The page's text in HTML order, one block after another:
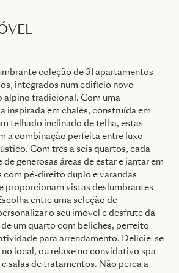
coleção de 31 apartamentos
integrados num edifício novo
alpino tradicional. Com uma
inspirada em chalés, construída em
telhado inclinado de telha, estas
a combinação perfeita entre luxo
Com três a seis quartos, cada
generosas áreas de estar e jantar em
com pé-direito duplo e varandas
proporcionam vistas deslumbrantes
entre uma seleção de
o seu imóvel e desfrute da
um quarto com beliches, perfeito
para arrendamento. Delicie-se
no local, ou relaxe no convidativo spa
salas de tratamentos. Não perca a